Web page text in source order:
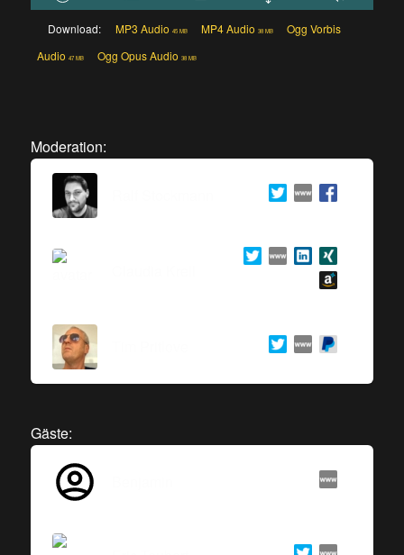
Download: MP3 Audio 45 MB MP4 Audio 38 MB
Ogg Vorbis
Audio 47 MB Ogg Opus Audio 38 MB
Moderation:
Gäste: